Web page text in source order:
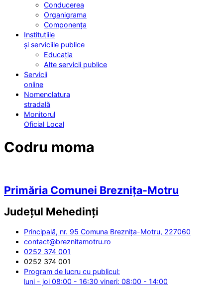
Conducerea
Organigrama
Componența
Instituțiile
și serviciile publice
Educația
Alte servicii publice
Servicii
online
Nomenclatura
stradală
Monitorul
Oficial Local
Codru moma
Primăria Comunei Breznița-Motru
Județul Mehedinți
Principală, nr. 95 Comuna Breznița-Motru, 227060
contact@breznitamotru.ro
0252 374 001
0252 374 001
Program de lucru cu publicul:
luni - joi 08:00 - 16:30 vineri: 08:00 - 14:00